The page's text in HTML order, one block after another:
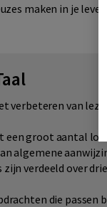
maken in je
verbeteren van
groot aantal
algemene
verdeeld over
die passen